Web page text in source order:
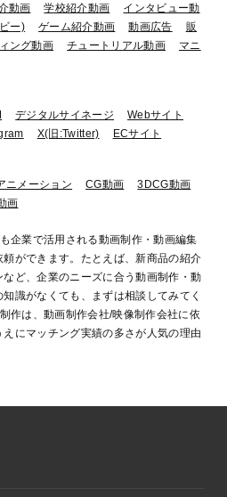
動画 学校紹介動画
インタビュー動
ー) ゲーム紹介動画 動画広告
販
ング動画 チュートリアル動画
マニ
デジタルサイネージ
Webサイト
X(旧:Twitter) ECサイト
ニメーション CG動画
3DCG動画
画
企業で活用される動画制作・動画編集
ができます。たとえば、新商品の紹介
ど、企業のニーズに合う動画制作・動
識がなくても、まずは相談してみてく
作は、動画制作会社/映像制作会社に依
にマッチング実績の多さが人気の理由